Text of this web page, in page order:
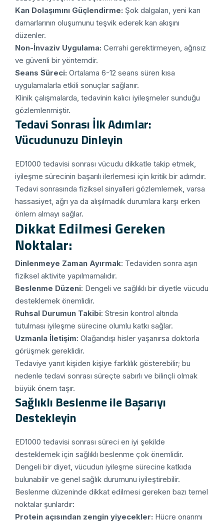
Kan Dolaşımını Güçlendirme: Şok dalgaları, yeni kan
damarlarının oluşumunu teşvik ederek kan akışını
düzenler.
Non-İnvaziv Uygulama: Cerrahi gerektirmeyen, ağrısız
ve güvenli bir yöntemdir.
Seans Süreci: Ortalama 6-12 seans süren kısa
uygulamalarla etkili sonuçlar sağlanır.
Klinik çalışmalarda, tedavinin kalıcı iyileşmeler sunduğu
gözlemlenmiştir.
Tedavi Sonrası İlk Adımlar:
Vücudunuzu Dinleyin
ED1000 tedavisi sonrası vücudu dikkatle takip etmek,
iyileşme sürecinin başarılı ilerlemesi için kritik bir adımdır.
Tedavi sonrasında fiziksel sinyalleri gözlemlemek, varsa
hassasiyet, ağrı ya da alışılmadık durumlara karşı erken
önlem almayı sağlar.
Dikkat Edilmesi Gereken
Noktalar:
Dinlenmeye Zaman Ayırmak: Tedaviden sonra aşırı
fiziksel aktivite yapılmamalıdır.
Beslenme Düzeni: Dengeli ve sağlıklı bir diyetle vücudu
desteklemek önemlidir.
Ruhsal Durumun Takibi: Stresin kontrol altında
tutulması iyileşme sürecine olumlu katkı sağlar.
Uzmanla İletişim: Olağandışı hisler yaşanırsa doktorla
görüşmek gereklidir.
Tedaviye yanıt kişiden kişiye farklılık gösterebilir; bu
nedenle tedavi sonrası süreçte sabırlı ve bilinçli olmak
büyük önem taşır.
Sağlıklı Beslenme ile Başarıyı
Destekleyin
ED1000 tedavisi sonrası süreci en iyi şekilde
desteklemek için sağlıklı beslenme çok önemlidir.
Dengeli bir diyet, vücudun iyileşme sürecine katkıda
bulunabilir ve genel sağlık durumunu iyileştirebilir.
Beslenme düzeninde dikkat edilmesi gereken bazı temel
noktalar şunlardır:
Protein açısından zengin yiyecekler: Hücre onarımı